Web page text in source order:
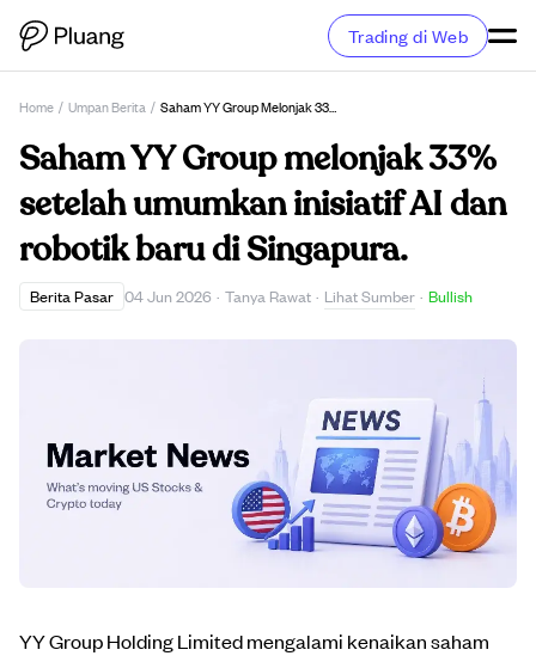
Trading di Web
Home / Umpan Berita / Saham YY Group Melonjak 33% Setelah Umumkan Inisiatif AI Dan Robotik Baru Di Singapura.
Saham YY Group melonjak 33%
setelah umumkan inisiatif AI dan
robotik baru di Singapura.
Berita Pasar 04 Jun 2026 · Tanya Rawat · Lihat Sumber · Bullish
YY Group Holding Limited mengalami kenaikan saham